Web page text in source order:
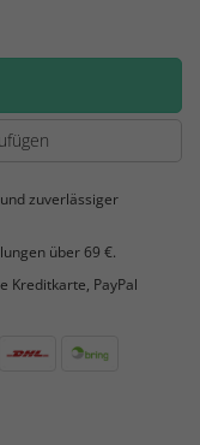
zuverlässiger
über 69 €.
Kreditkarte, PayPal